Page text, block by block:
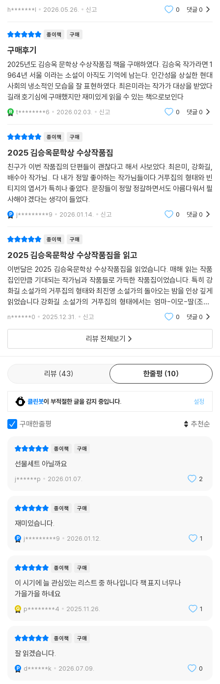
앙장편문학상, 신동엽문학상, 이호철통일로문학상 특별상, 대산문학상,
김유정문학상, 2021년, 2022 젊은작가상 등 수상.
배수아 「눈먼 탐정」
한 명의 독자로서 이 모든 얽힘이 단번에 이해될 것 같았던 그 반짝이는 순
간에 기대어 다시 말해본다면, 이것은 필시 만남과 헤어짐에 대한 소설이
이야기. 함께 헤매면서 저절로 만들어지는 길에 대한 이야기._김미정(문
“또한 불행한 사건이나 죽음은 반드시 살인사건이 아니라도 일어나며, 신
기하게도 악의나 부주의와는 무관해 보이는 원인으로 인해 발생한다는 느
낌을 그는 받았다고 했다. 즉 갑작스러운 혹은 갑작스러워 보이는 불행은,
다른 종류의 불행도 예외는 아니겠지만, 사실상 매일매일 우리 곁에서 벌
어지고 있는 일상이라는 것이다. 우리는 흰 두부처럼 잘린 그것을 임의로
□ 1993년 『소설과사상』에 단편소설 「천구백팔십팔년의 어두운 방」을 발
표하며 등단. 한국일보문학상, 동서문학상, 오늘의작가상, 김유정문학상
등 수상.
최진영 「돌아오는 밤」
새로운 인류는 이제 자신이 이해하지 못하는 세계를 “계속 사용”할 것이
다. 이 “사용”과 진정한 주체의 회복은 과연 병행될 수 있는 것일까? “죽음
은 삶을 의미 있게 만드는 요소가 아니야”라며 『이방인』의 부조리 감수성
친구의 ‘향기’로 인하여 진정한 삶이 될 것을 “추구”하는 화자, 그리고 주체
로 귀환한 우리가 이 소설을 통해 가장 먼저 마주하게 되는 질문은 바로 이
“죽음은 삶을 의미 있게 만드는 요소가 아니야.
삶은 그 자체로 완전해.
그러니까 사랑하는 조은빛, 의미를 찾지 말고 일단 시작해. 다시 시작해. 다
시 시작해. 다시 시작해. 그리고 다시 시작해.”
황정은 「문제없는, 하루」
하는 우리의 무감각을 비판적으로 환기하는 동시에 ‘문제 없는 하루’를 꿈
꾸는 미래형 소설이다._소영현(문학평론가)
“너는 악惡을 얼마나 생각해?
어떤 악.
그냥 악, 평범하게 있는 악.
영인은 손에 쥔 사과를 내려다보았다. 베어먹은 자리가 벌써 갈변해 있었
중요한 건 없으니까.그래서 익숙한 이름들이 눈에 띄면 더 기분이 좋다. 어
h*******l 2026.05.26. 신고 0 댓글0
종이책 구매
구매후기
2025년도 김승옥 문학상 수상작품집 책을 구매하였다. 김승옥 작가라면 1
964년 서울 이라는 소설이 아직도 기억에 남는다. 인간성을 상실한 현대
사회의 냉소적인 모습을 잘 표현하였다. 최은미라는 작가가 대상을 받았다
길래 호기심에 구매했지만 재미있게 읽을 수 있는 책으로보인다
t********6 2026.02.03. 신고 0 댓글0
종이책 구매
2025 김승옥문학상 수상작품집
친구가 이번 작품집의 단편들이 괜찮다고 해서 사보았다. 최은미, 강화길,
배수아 작가님.. 다 내가 정말 좋아하는 작가님들이다.거푸집의 형태와 빈
티지의 엽서가 특히나 좋았다. 문장들이 정말 정갈하면서도 아름다워서 필
사해야 겠다는 생각이 들었다.
j*********9 2026.01.14. 신고 0 댓글0
종이책 구매
2025 김승옥문학상 수상작품집을 읽고
이번달은 2025 김승옥문학상 수상작품집을 읽었습니다. 매해 읽는 작품
집인만큼 기대되는 작가님과 작품들로 가득한 작품집이었습니다. 특히 강
화길 소설가의 거푸집의 형태와 최진영 소설가의 돌아오는 밤을 인상 깊게
읽었습니다.강화길 소설가의 거푸집의 형태에서는 엄마-이모-딸(조카)
에 걸친 가족이라는 관계와 그 사이에서 여성 - 가족 간의 연대 나아가서는
n******0 2025.12.31. 신고 0 댓글0
리뷰 전체보기
리뷰 43 한줄평 10
클린봇이 부적절한 글을 감지 중입니다. 설정
구매한줄평 추천순
종이책 구매
선물세트 아닐까요
j******p 2026.01.07. 2
종이책 구매
재미있습니다.
j*********9 2026.01.12. 1
종이책 구매
이 시기에 늘 관심있는 리스트 중 하나입니다 책 표지 너무나
가을가을 하네요
p********4 2025.11.26. 1
종이책 구매
잘 읽겠습니다.
d******k 2026.07.09. 0